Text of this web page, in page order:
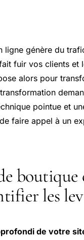
ligne génère du
fuir vos clients
alors pour
pointue et
faire appel à un
boutique
les
de votre